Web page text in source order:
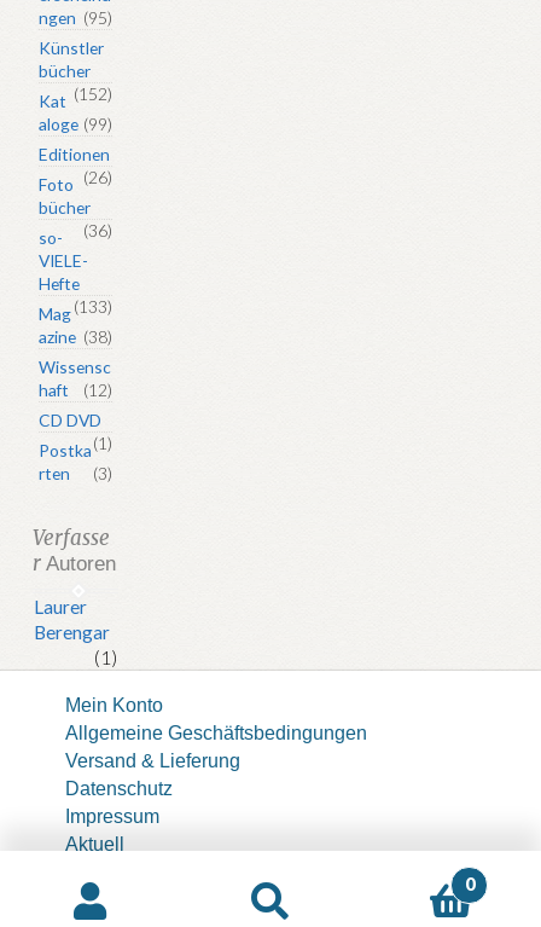
ngen (95)
Künstler
bücher
(152)
Kat
aloge (99)
Editionen
(26)
Foto
bücher
(36)
so-
VIELE-
Hefte
(133)
Mag
azine (38)
Wissensc
haft
(12)
CD DVD
(1)
Postka
rten
(3)
Verfasse
r Autoren
Laurer
Berengar
(1)
Mein Konto
Allgemeine Geschäftsbedingungen
Versand & Lieferung
Datenschutz
Impressum
Aktuell
© icon 2020
0